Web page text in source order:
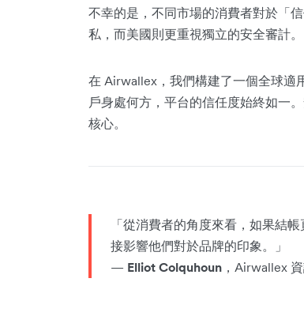
不幸的是，不同市場的消費者對於「
私，而美國則更重視獨立的安全審計。
在 Airwallex，我們構建了一個全球適
戶身處何方，平台的信任度始終如一
核心。
「從消費者的角度來看，如果結
接影響他們對於品牌的印象。」
— Elliot Colquhoun ，Airwallex